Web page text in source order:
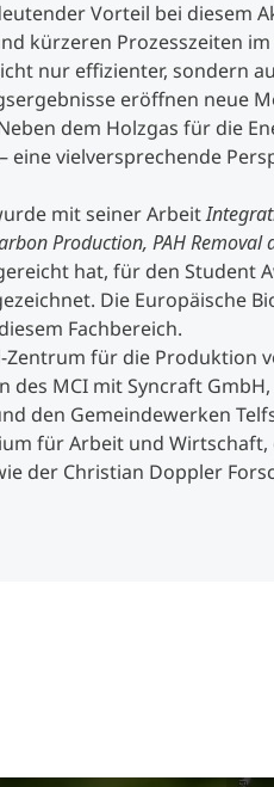
Vorteil bei diesem
kürzeren Prozesszeiten
nur effizienter, sondern
eröffnen neue
dem Holzgas für die
eine vielversprechende
mit seiner Arbeit
Production, PAH
hat, für den
Die Europäische
Fachbereich.
Zentrum für die
des MCI mit Syncraft
den Gemeindewerken
für Arbeit und
der Christian Doppler